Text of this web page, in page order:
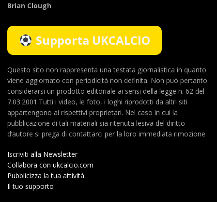
Brian Clough
Supporta UKCALCIO
Questo sito non rappresenta una testata giornalistica in quanto
viene aggiornato con periodicità non definita. Non può pertanto
considerarsi un prodotto editoriale ai sensi della legge n. 62 del
7.03.2001.Tutti i video, le foto, i loghi riprodotti da altri siti
appartengono ai rispettivi proprietari. Nel caso in cui la
pubblicazione di tali materiali sia ritenuta lesiva del diritto
d’autore si prega di contattarci per la loro immediata rimozione.
Iscriviti alla Newsletter
Collabora con ukcalcio.com
Pubblicizza la tua attività
Il tuo supporto